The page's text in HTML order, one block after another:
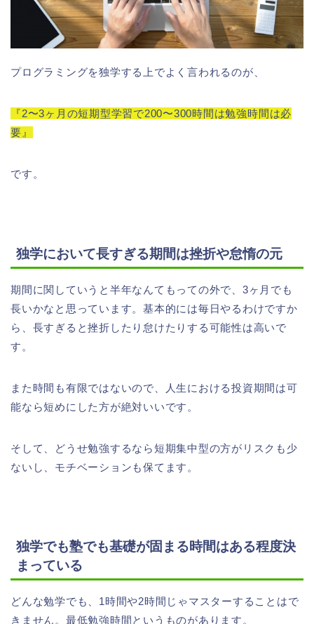
プログラミングを独学する上でよく言われるのが、
『2〜3ヶ月の短期型学習で200〜300時間は勉強時間は必
要』
です。
独学において長すぎる期間は挫折や怠惰の元
期間に関していうと半年なんてもっての外で、3ヶ月でも
長いかなと思っています。基本的には毎日やるわけですか
ら、長すぎると挫折したり怠けたりする可能性は高いで
す。
また時間も有限ではないので、人生における投資期間は可
能なら短めにした方が絶対いいです。
そして、どうせ勉強するなら短期集中型の方がリスクも少
ないし、モチベーションも保てます。
独学でも塾でも基礎が固まる時間はある程度決
まっている
どんな勉学でも、1時間や2時間じゃマスターすることはで
きません。最低勉強時間というものがあります。